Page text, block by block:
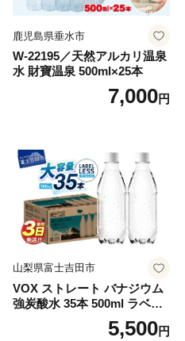
鹿児島県垂水市
W-22195／天然アルカリ温泉
水 財寶温泉 500ml×25本
7,000円
山梨県富士吉田市
VOX ストレート バナジウム
強炭酸水 35本 500ml ラベル
レス【富士吉田市限定カート
5,500円